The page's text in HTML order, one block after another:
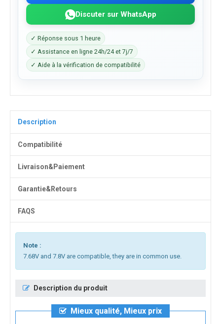
Discuter sur WhatsApp
✓ Réponse sous 1 heure
✓ Assistance en ligne 24h/24 et 7j/7
✓ Aide à la vérification de compatibilité
Description
Compatibilité
Livraison&Paiement
Garantie&Retours
FAQS
Note :
7.68V and 7.8V are compatible, they are in common use.
Description du produit
Mieux qualité, Mieux prix